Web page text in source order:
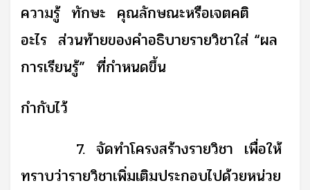
ความรู้ ทักษะ คุณลักษณะหรือเจตคติ
อะไร ส่วนท้ายของคำอธิบายรายวิชาใส่ “ผล
การเรียนรู้” ที่กำหนดขึ้น
กำกับไว้
7. จัดทำโครงสร้างรายวิชา เพื่อให้
ทราบว่ารายวิชาเพิ่มเติมประกอบไปด้วยหน่วย